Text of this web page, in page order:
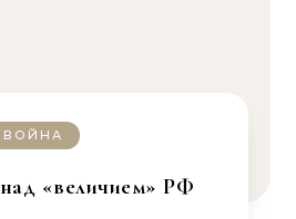
ВОЙНА
«величием» РФ